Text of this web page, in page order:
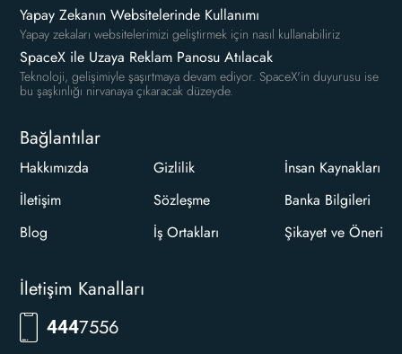
Yapay Zekanın Websitelerinde Kullanımı
Yapay zekaları websitelerimizi geliştirmek için nasıl kullanabiliriz
SpaceX ile Uzaya Reklam Panosu Atılacak
Teknoloji, gelişimiyle şaşırtmaya devam ediyor. SpaceX'in duyurusu ise
bu şaşkınlığı nirvanaya çıkaracak düzeyde.
Bağlantılar
Hakkımızda
İletişim
Blog
Gizlilik
Sözleşme
İş Ortakları
İnsan Kaynakları
Banka Bilgileri
Şikayet ve Öneri
İletişim Kanalları
4447556